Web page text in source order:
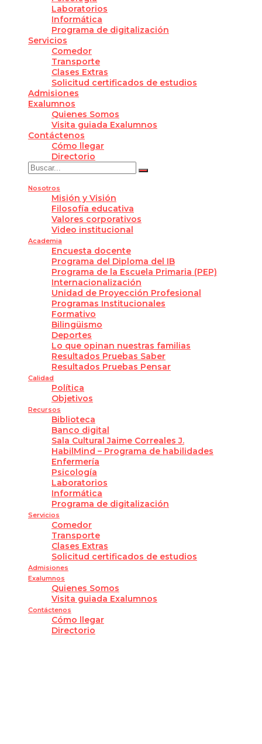
Laboratorios
Informática
Programa de digitalización
Servicios
Comedor
Transporte
Clases Extras
Solicitud certificados de estudios
Admisiones
Exalumnos
Quienes Somos
Visita guiada Exalumnos
Contáctenos
Cómo llegar
Directorio
Nosotros
Misión y Visión
Filosofía educativa
Valores corporativos
Video institucional
Academia
Encuesta docente
Programa del Diploma del IB
Programa de la Escuela Primaria (PEP)
Internacionalización
Unidad de Proyección Profesional
Programas Institucionales
Formativo
Bilingüismo
Deportes
Lo que opinan nuestras familias
Resultados Pruebas Saber
Resultados Pruebas Pensar
Calidad
Política
Objetivos
Recursos
Biblioteca
Banco digital
Sala Cultural Jaime Correales J.
HabilMind – Programa de habilidades
Enfermería
Psicología
Laboratorios
Informática
Programa de digitalización
Servicios
Comedor
Transporte
Clases Extras
Solicitud certificados de estudios
Admisiones
Exalumnos
Quienes Somos
Visita guiada Exalumnos
Contáctenos
Cómo llegar
Directorio